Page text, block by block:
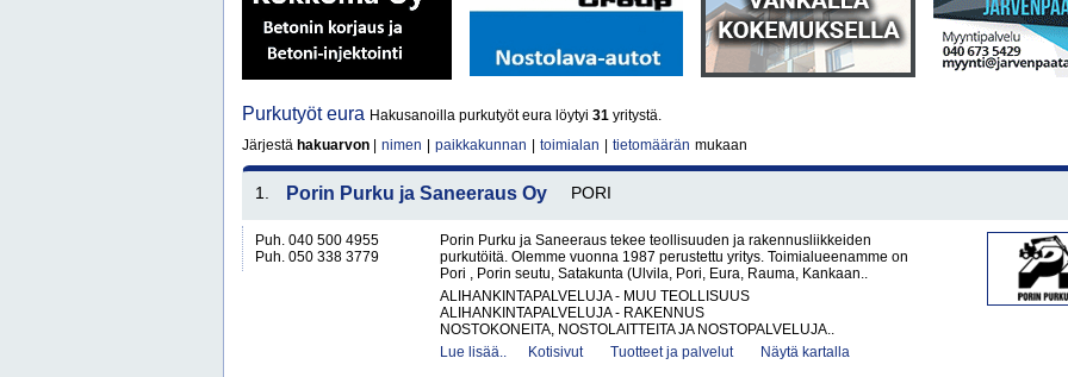
Purkutyöt eura Hakusanoilla purkutyöt eura löytyi 31 yritystä.
Järjestä hakuarvon nimen paikkakunnan toimialan tietomäärän mukaan
1. Porin Purku ja Saneeraus Oy PORI
Puh. 040 500 4955
Puh. 050 338 3779
Porin Purku ja Saneeraus tekee teollisuuden ja rakennusliikkeiden
purkutöitä. Olemme vuonna 1987 perustettu yritys. Toimialueenamme on
Pori , Porin seutu, Satakunta (Ulvila, Pori, Eura, Rauma, Kankaan..
ALIHANKINTAPALVELUJA - MUU TEOLLISUUS
ALIHANKINTAPALVELUJA - RAKENNUS
NOSTOKONEITA, NOSTOLAITTEITA JA NOSTOPALVELUJA..
Lue lisää..
Kotisivut Tuotteet ja palvelut Näytä kartalla